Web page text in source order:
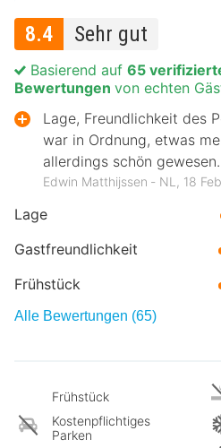
8.4 Sehr gut
Lage
Gastfreundlichkeit
Frühstück
Basierend auf 65
Bewertungen von echten
Lage, Freundlichkeit des
war in Ordnung, etwas
allerdings schön gewesen.
Edwin Matthijssen ‐ NL, 18
Alle Bewertungen (65)
Frühstück
Kostenpflichtiges
Parken